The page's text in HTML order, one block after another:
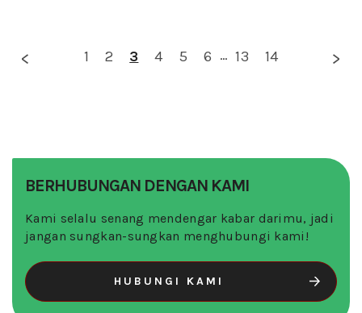
1 2 3 4 5 6 ... 13 14
BERHUBUNGAN DENGAN KAMI
Kami selalu senang mendengar kabar darimu, jadi
jangan sungkan-sungkan menghubungi kami!
HUBUNGI KAMI